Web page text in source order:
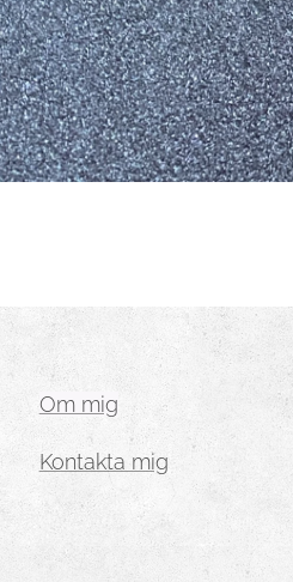
Om mig
Kontakta mig